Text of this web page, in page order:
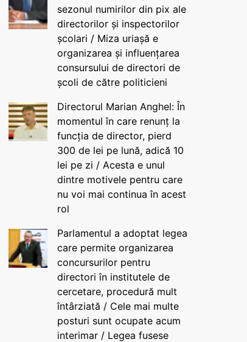
sezonul numirilor din pix ale
directorilor și inspectorilor
școlari / Miza uriașă e
organizarea și influențarea
consursului de directori de
școli de către politicieni
Directorul Marian Anghel: În
momentul în care renunț la
funcția de director, pierd
300 de lei pe lună, adică 10
lei pe zi / Acesta e unul
dintre motivele pentru care
nu voi mai continua în acest
rol
Parlamentul a adoptat legea
care permite organizarea
concursurilor pentru
directori în institutele de
cercetare, procedură mult
întârziată / Cele mai multe
posturi sunt ocupate acum
interimar / Legea fusese